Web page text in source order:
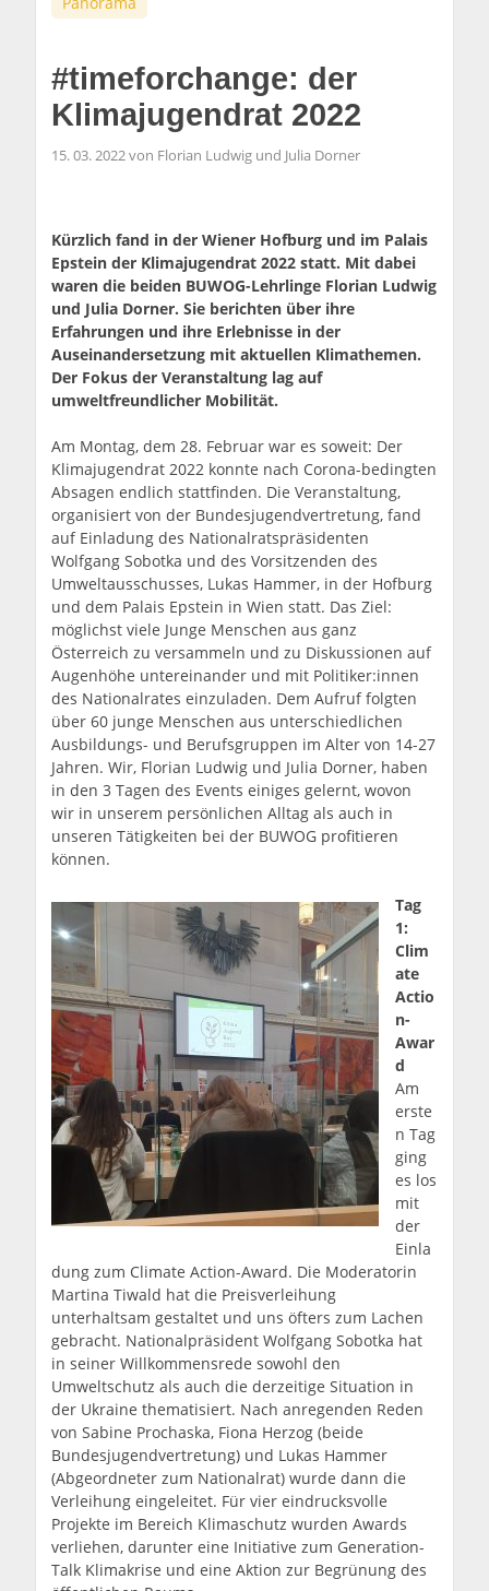
#timeforchange: der
Klimajugendrat 2022
15. 03. 2022 von Florian Ludwig und Julia Dorner
Kürzlich fand in der Wiener Hofburg und im Palais
Epstein der Klimajugendrat 2022 statt. Mit dabei
waren die beiden BUWOG-Lehrlinge Florian Ludwig
und Julia Dorner. Sie berichten über ihre
Erfahrungen und ihre Erlebnisse in der
Auseinandersetzung mit aktuellen Klimathemen.
Der Fokus der Veranstaltung lag auf
umweltfreundlicher Mobilität.
Am Montag, dem 28. Februar war es soweit: Der
Klimajugendrat 2022 konnte nach Corona-bedingten
Absagen endlich stattfinden. Die Veranstaltung,
organisiert von der Bundesjugendvertretung, fand
auf Einladung des Nationalratspräsidenten
Wolfgang Sobotka und des Vorsitzenden des
Umweltausschusses, Lukas Hammer, in der Hofburg
und dem Palais Epstein in Wien statt. Das Ziel:
möglichst viele Junge Menschen aus ganz
Österreich zu versammeln und zu Diskussionen auf
Augenhöhe untereinander und mit Politiker:innen
des Nationalrates einzuladen. Dem Aufruf folgten
über 60 junge Menschen aus unterschiedlichen
Ausbildungs- und Berufsgruppen im Alter von 14-27
Jahren. Wir, Florian Ludwig und Julia Dorner, haben
in den 3 Tagen des Events einiges gelernt, wovon
wir in unserem persönlichen Alltag als auch in
unseren Tätigkeiten bei der BUWOG profitieren
können.
Tag
1:
Clim
ate
Actio
n-
Awar
d
Am
erste
n Tag
ging
es los
mit
der
Einla
dung zum Climate Action-Award. Die Moderatorin
Martina Tiwald hat die Preisverleihung
unterhaltsam gestaltet und uns öfters zum Lachen
gebracht. Nationalpräsident Wolfgang Sobotka hat
in seiner Willkommensrede sowohl den
Umweltschutz als auch die derzeitige Situation in
der Ukraine thematisiert. Nach anregenden Reden
von Sabine Prochaska, Fiona Herzog (beide
Bundesjugendvertretung) und Lukas Hammer
(Abgeordneter zum Nationalrat) wurde dann die
Verleihung eingeleitet. Für vier eindrucksvolle
Projekte im Bereich Klimaschutz wurden Awards
verliehen, darunter eine Initiative zum Generation-
Talk Klimakrise und eine Aktion zur Begrünung des